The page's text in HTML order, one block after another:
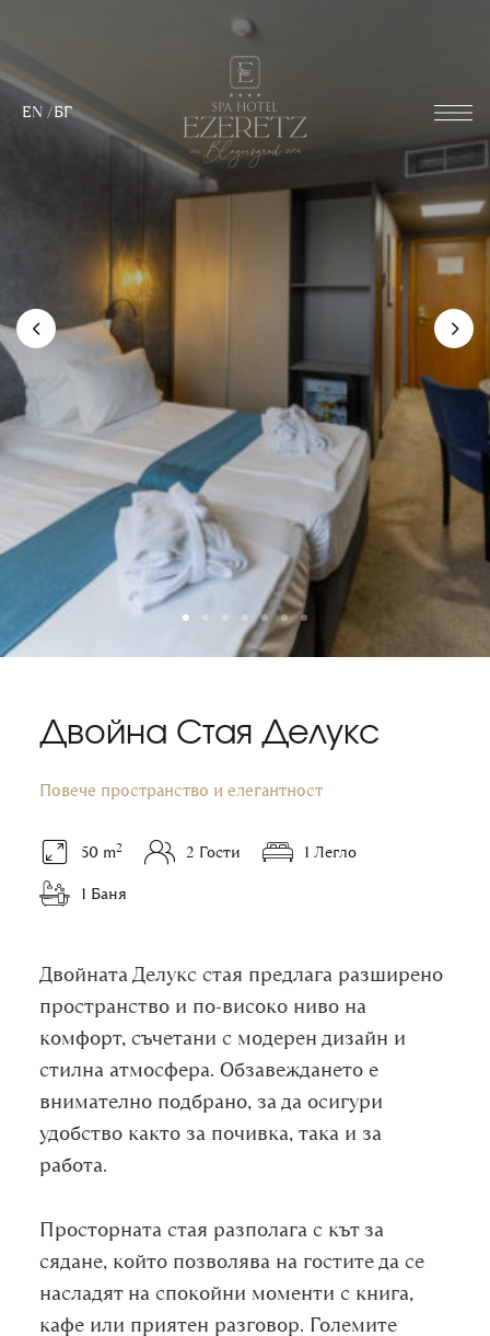
EN /БГ
Двойна Стая Делукс
Повече пространство и елегантност
50 m2 2 Гости
1 Легло
1 Баня
Двойната Делукс стая предлага разширено
пространство и по-високо ниво на
комфорт, съчетани с модерен дизайн и
стилна атмосфера. Обзавеждането е
внимателно подбрано, за да осигури
удобство както за почивка, така и за
работа.
Просторната стая разполага с кът за
сядане, който позволява на гостите да се
насладят на спокойни моменти с книга,
кафе или приятен разговор. Големите